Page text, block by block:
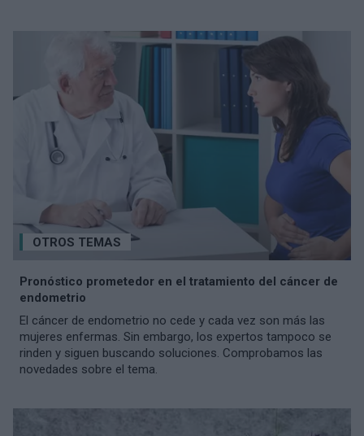
OTROS TEMAS
Pronóstico prometedor en el tratamiento del cáncer de
endometrio
El cáncer de endometrio no cede y cada vez son más las
mujeres enfermas. Sin embargo, los expertos tampoco se
rinden y siguen buscando soluciones. Comprobamos las
novedades sobre el tema.